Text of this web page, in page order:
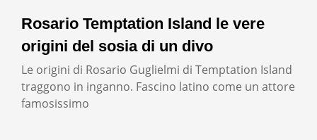
Rosario Temptation Island le vere
origini del sosia di un divo
Le origini di Rosario Guglielmi di Temptation Island
traggono in inganno. Fascino latino come un attore
famosissimo